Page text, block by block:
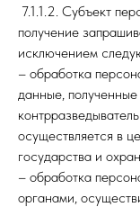
7.1.1.2. Субъект
получение
исключением
– обработка
данные, полученные
осуществляется в
государства и
– обработка
органами,